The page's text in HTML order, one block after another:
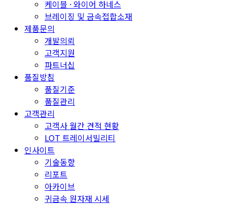
케이블 · 와이어 하네스
브레이징 및 금속접합소재
제품문의
개발의뢰
고객지원
파트너십
품질방침
품질기준
품질관리
고객관리
고객사 월간 견적 현황
LOT 트레이서빌리티
인사이트
기술동향
리포트
아카이브
귀금속 원자재 시세